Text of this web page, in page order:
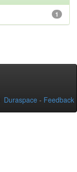
1
Duraspace - Feedback